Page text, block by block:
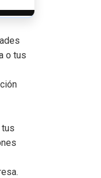
o tus